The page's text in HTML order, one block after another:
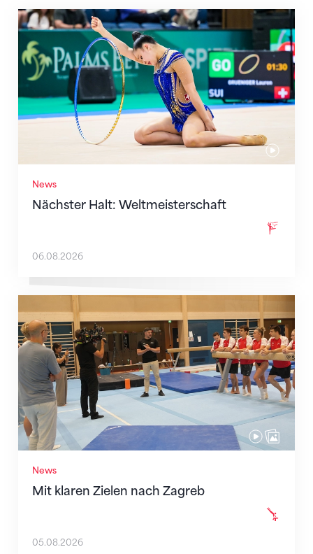
News
Nächster Halt: Weltmeisterschaft
Nächster Halt: Weltmeisterschaft
06.08.2026
News
Mit klaren Zielen nach Zagreb
Mit klaren Zielen nach Zagreb
05.08.2026